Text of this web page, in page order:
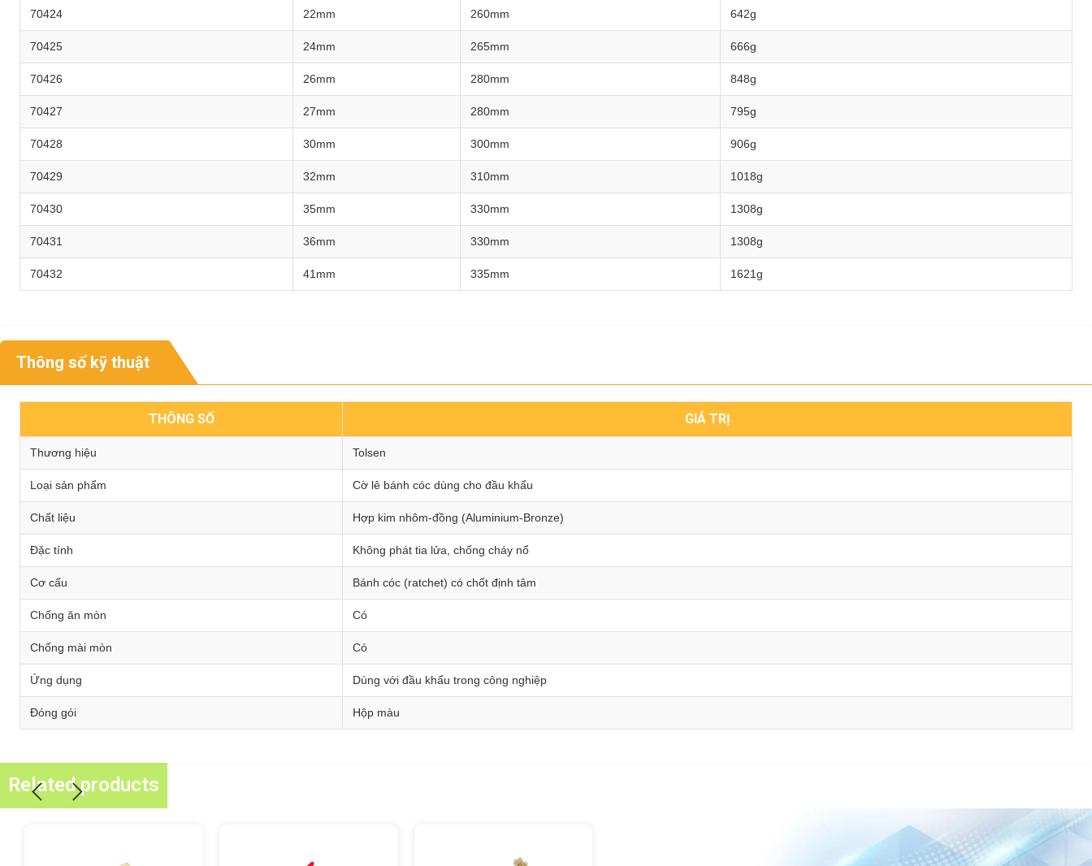
70424 22mm 260mm 642g
70425 24mm 265mm 666g
70426 26mm 280mm 848g
70427 27mm 280mm 795g
70428 30mm 300mm 906g
70429 32mm 310mm 1018g
70430 35mm 330mm 1308g
70431 36mm 330mm 1308g
70432 41mm 335mm 1621g
Thông số kỹ thuật
THÔNG SỐ GIÁ TRỊ
Thương hiệu Tolsen
Loại sản phẩm Cờ lê bánh cóc dùng cho đầu khẩu
Chất liệu Hợp kim nhôm-đồng (Aluminium-Bronze)
Đặc tính Không phát tia lửa, chống cháy nổ
Cơ cấu Bánh cóc (ratchet) có chốt định tâm
Chống ăn mòn Có
Chống mài mòn Có
Ứng dụng Dùng với đầu khẩu trong công nghiệp
Đóng gói Hộp màu
Related products